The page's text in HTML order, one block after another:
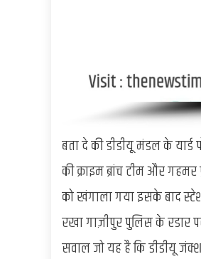
बता दे की डीडीयू मंडल के
की क्राइम ब्रांच टीम और
को खंगाला गया इसके बाद
रखा गाज़ीपुर पुलिस के रडार
सवाल जो यह है कि डीडीयू